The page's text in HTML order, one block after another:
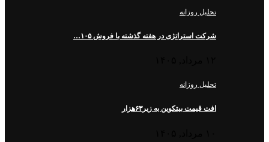
تحلیل روزانه
شرکت استراتژی در هفته گذشته با فروش ۱۰۵…
تحلیل روزانه
افت قیمت بیتکوین به زیر۶۳هزار